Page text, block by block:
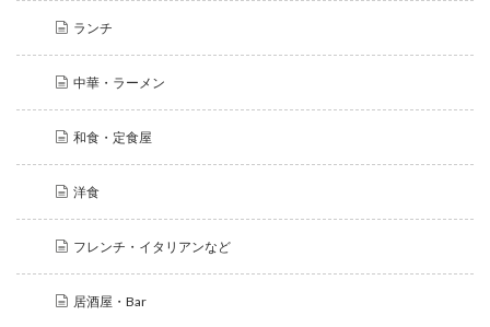
ランチ
中華・ラーメン
和食・定食屋
洋食
フレンチ・イタリアンなど
居酒屋・Bar